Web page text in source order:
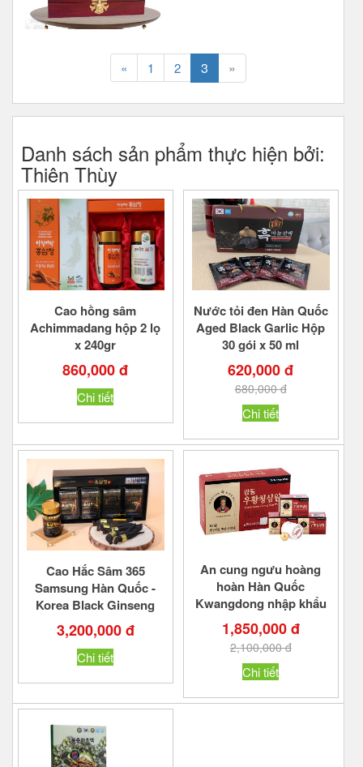
« 1 2 3 »
Danh sách sản phẩm thực hiện bởi:
Thiên Thùy
Cao hồng sâm
Achimmadang hộp 2 lọ
x 240gr
860,000 đ
Chi tiết
Nước tỏi đen Hàn Quốc
Aged Black Garlic Hộp
30 gói x 50 ml
620,000 đ
680,000 đ
Chi tiết
Cao Hắc Sâm 365
Samsung Hàn Quốc -
Korea Black Ginseng
Extract Gold
3,200,000 đ
Chi tiết
An cung ngưu hoàng
hoàn Hàn Quốc
Kwangdong nhập khẩu
chính hãng
1,850,000 đ
2,100,000 đ
Chi tiết